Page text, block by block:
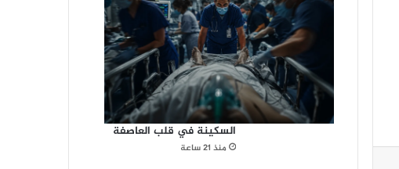
السكينة في قلب العاصفة
منذ 21 ساعة